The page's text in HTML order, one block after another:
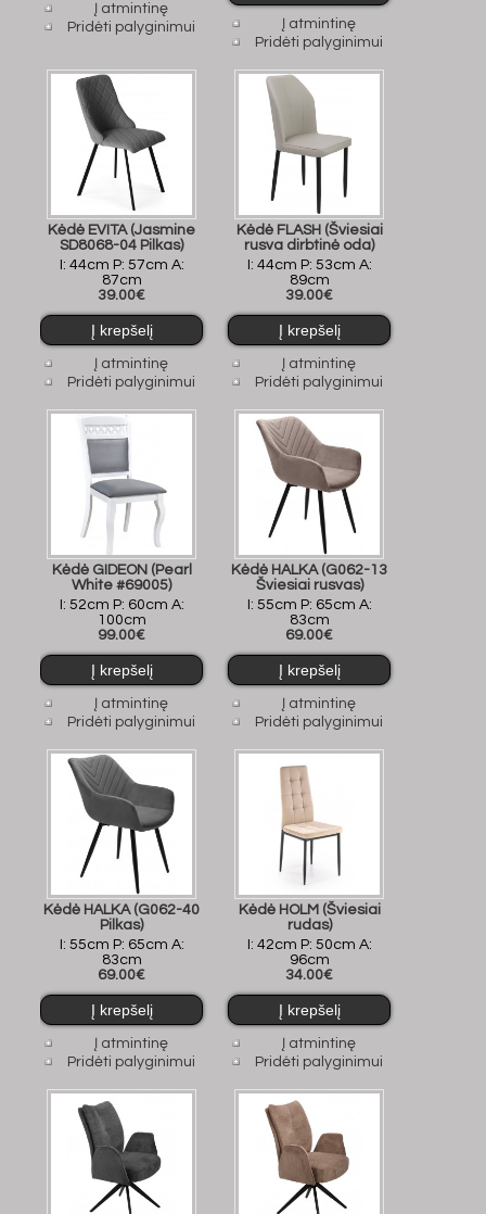
Į atmintinę
Pridėti palyginimui
Į atmintinę
Pridėti palyginimui
Kėdė EVITA (Jasmine
SD8068-04 Pilkas)
I: 44cm P: 57cm A:
87cm
39.00€
Į atmintinę
Pridėti palyginimui
Kėdė FLASH (Šviesiai
rusva dirbtinė oda)
I: 44cm P: 53cm A:
89cm
39.00€
Į atmintinę
Pridėti palyginimui
Kėdė GIDEON (Pearl
White #69005)
I: 52cm P: 60cm A:
100cm
99.00€
Į atmintinę
Pridėti palyginimui
Kėdė HALKA (G062-13
Šviesiai rusvas)
I: 55cm P: 65cm A:
83cm
69.00€
Į atmintinę
Pridėti palyginimui
Kėdė HALKA (G062-40
Pilkas)
I: 55cm P: 65cm A:
83cm
69.00€
Į atmintinę
Pridėti palyginimui
Kėdė HOLM (Šviesiai
rudas)
I: 42cm P: 50cm A:
96cm
34.00€
Į atmintinę
Pridėti palyginimui